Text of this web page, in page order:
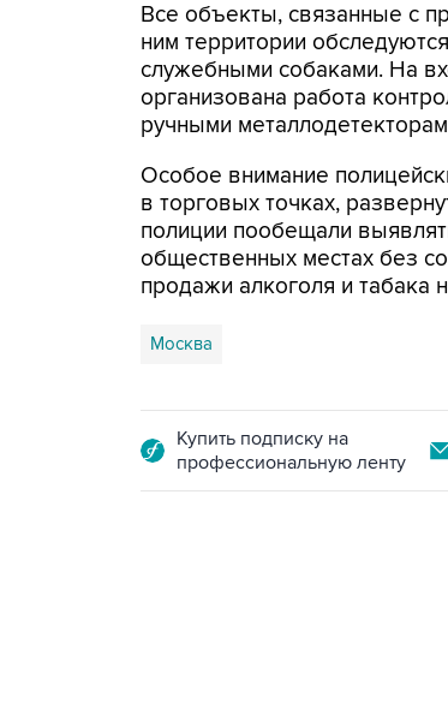
Все объекты, связанные с
ним территории
служебными собаками. На
организована работа
ручными
Особое внимание
в торговых точках,
полиции пообещали
общественных местах без
продажи алкоголя и табака
Москва
Купить подписку на
профессиональную ленту